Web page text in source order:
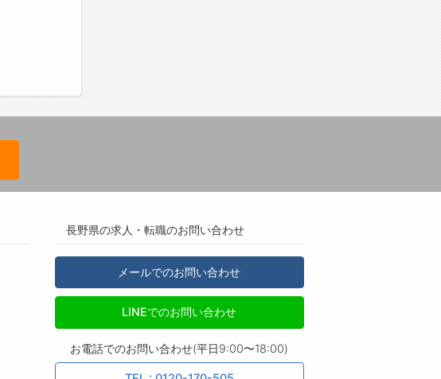
長野県の求人・転職のお問い合わせ
メールでのお問い合わせ
LINEでのお問い合わせ
お電話でのお問い合わせ(平日9:00〜18:00)